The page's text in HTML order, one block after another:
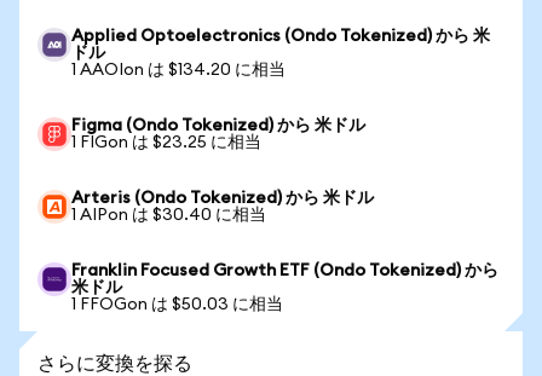
Applied Optoelectronics (Ondo Tokenized) から 米
ドル
1 AAOIon は $134.20 に相当
Figma (Ondo Tokenized) から 米ドル
1 FIGon は $23.25 に相当
Arteris (Ondo Tokenized) から 米ドル
1 AIPon は $30.40 に相当
Franklin Focused Growth ETF (Ondo Tokenized) から
米ドル
1 FFOGon は $50.03 に相当
さらに変換を探る